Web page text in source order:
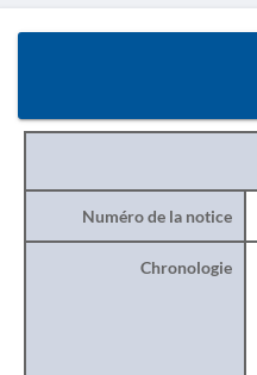
Numéro de la notice
Chronologie